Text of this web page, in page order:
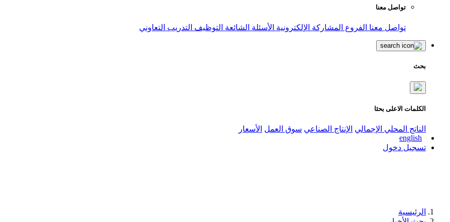
تواصل معنا
تواصل معنا الفروع المشاركة الإلكترونية الأسئلة الشائعة التوظيف التدريب التعاوني
بحث
الكلمات الاعلى بحثا
الناتج المحلي الإجمالي الإنتاج الصناعي سوق العمل الأسعار
english
تسجيل دخول
الرئيسية